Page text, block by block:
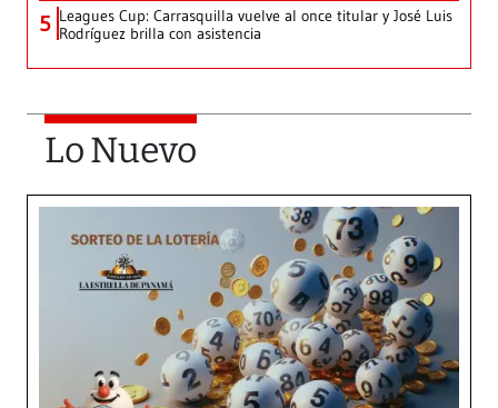
5 Leagues Cup: Carrasquilla vuelve al once titular y José Luis
Rodríguez brilla con asistencia
Lo Nuevo